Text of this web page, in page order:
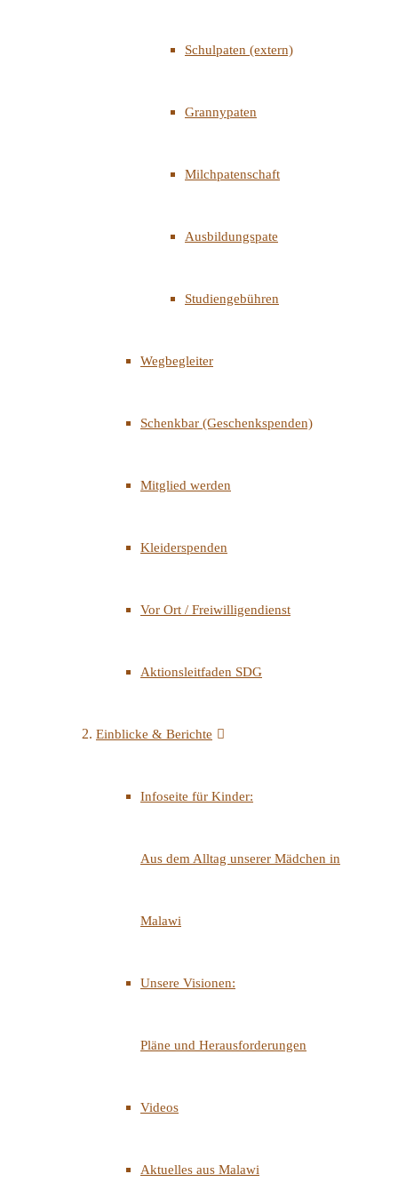
Schulpaten (extern)
Grannypaten
Milchpatenschaft
Ausbildungspate
Studiengebühren
Wegbegleiter
Schenkbar (Geschenkspenden)
Mitglied werden
Kleiderspenden
Vor Ort / Freiwilligendienst
Aktionsleitfaden SDG
Einblicke & Berichte
Infoseite für Kinder:
Aus dem Alltag unserer Mädchen in
Malawi
Unsere Visionen:
Pläne und Herausforderungen
Videos
Aktuelles aus Malawi